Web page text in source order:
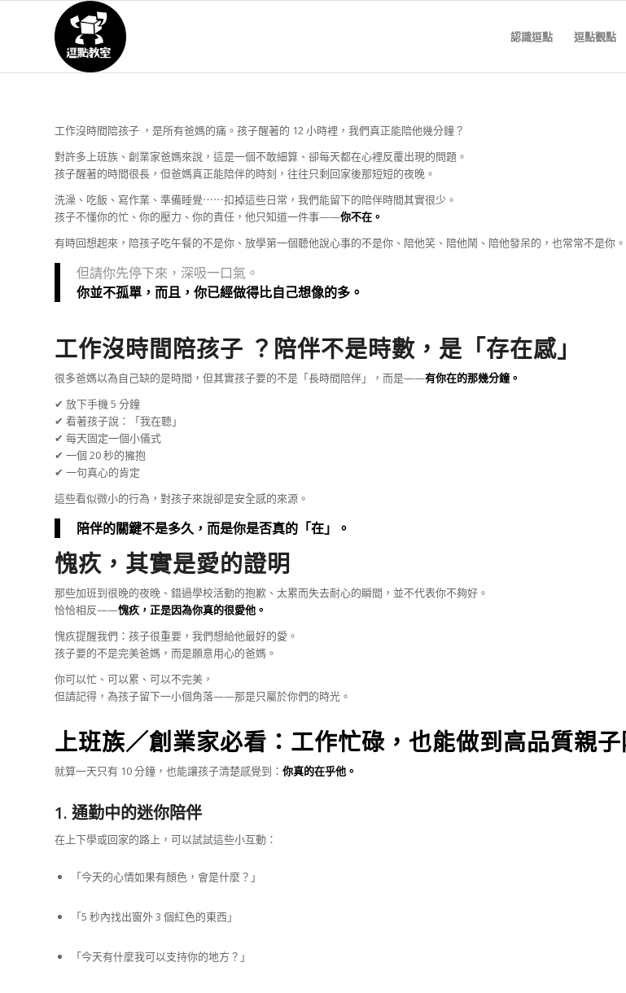
認識逗點 逗點觀點
工作沒時間陪孩子 ，是所有爸媽的痛。孩子醒著的 12 小時裡，我們真正能陪他幾分鐘？
對許多上班族、創業家爸媽來說，這是一個不敢細算、卻每天都在心裡反覆出現的問題。
孩子醒著的時間很長，但爸媽真正能陪伴的時刻，往往只剩回家後那短短的夜晚。
洗澡、吃飯、寫作業、準備睡覺⋯⋯扣掉這些日常，我們能留下的陪伴時間其實很少。
孩子不懂你的忙、你的壓力、你的責任，他只知道一件事——你不在。
有時回想起來，陪孩子吃午餐的不是你、放學第一個聽他說心事的不是你、陪他笑、陪他鬧、陪他發呆的，也常常不是你
但請你先停下來，深吸一口氣。
你並不孤單，而且，你已經做得比自己想像的多。
工作沒時間陪孩子 ？陪伴不是時數，是「存在感」
很多爸媽以為自己缺的是時間，但其實孩子要的不是「長時間陪伴」，而是——有你在的那幾分鐘。
✔ 放下手機 5 分鐘
✔ 看著孩子說：「我在聽」
✔ 每天固定一個小儀式
✔ 一個 20 秒的擁抱
✔ 一句真心的肯定
這些看似微小的行為，對孩子來說卻是安全感的來源。
陪伴的關鍵不是多久，而是你是否真的「在」。
愧疚，其實是愛的證明
那些加班到很晚的夜晚、錯過學校活動的抱歉、太累而失去耐心的瞬間，並不代表你不夠好。
恰恰相反——愧疚，正是因為你真的很愛他。
愧疚提醒我們：孩子很重要，我們想給他最好的愛。
孩子要的不是完美爸媽，而是願意用心的爸媽。
你可以忙、可以累、可以不完美，
但請記得，為孩子留下一小個角落——那是只屬於你們的時光。
上班族／創業家必看：工作忙碌，也能做到高品質親
就算一天只有 10 分鐘，也能讓孩子清楚感覺到： 你真的在乎他。
1. 通勤中的迷你陪伴
在上下學或回家的路上，可以試試這些小互動：
「今天的心情如果有顏色，會是什麼？」
「5 秒內找出窗外 3 個紅色的東西」
「今天有什麼我可以支持你的地方？」